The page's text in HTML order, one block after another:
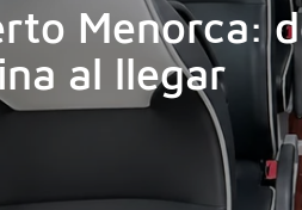
Menorca:
al llegar